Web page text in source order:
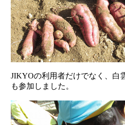
JIKYOの利用者だけでなく、白
も参加しました。